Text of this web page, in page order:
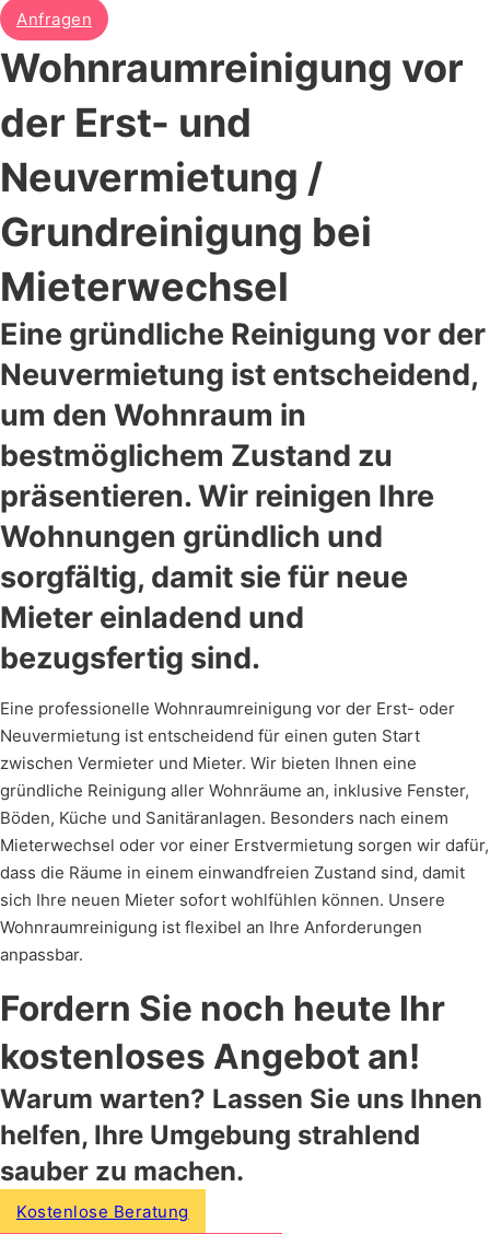
Anfragen
Wohnraumreinigung vor
der Erst- und
Neuvermietung /
Grundreinigung bei
Mieterwechsel
Eine gründliche Reinigung vor der
Neuvermietung ist entscheidend,
um den Wohnraum in
bestmöglichem Zustand zu
präsentieren. Wir reinigen Ihre
Wohnungen gründlich und
sorgfältig, damit sie für neue
Mieter einladend und
bezugsfertig sind.
Eine professionelle Wohnraumreinigung vor der Erst- oder
Neuvermietung ist entscheidend für einen guten Start
zwischen Vermieter und Mieter. Wir bieten Ihnen eine
gründliche Reinigung aller Wohnräume an, inklusive Fenster,
Böden, Küche und Sanitäranlagen. Besonders nach einem
Mieterwechsel oder vor einer Erstvermietung sorgen wir dafür,
dass die Räume in einem einwandfreien Zustand sind, damit
sich Ihre neuen Mieter sofort wohlfühlen können. Unsere
Wohnraumreinigung ist flexibel an Ihre Anforderungen
anpassbar.
Fordern Sie noch heute Ihr
kostenloses Angebot an!
Warum warten? Lassen Sie uns Ihnen
helfen, Ihre Umgebung strahlend
sauber zu machen.
Kostenlose Beratung